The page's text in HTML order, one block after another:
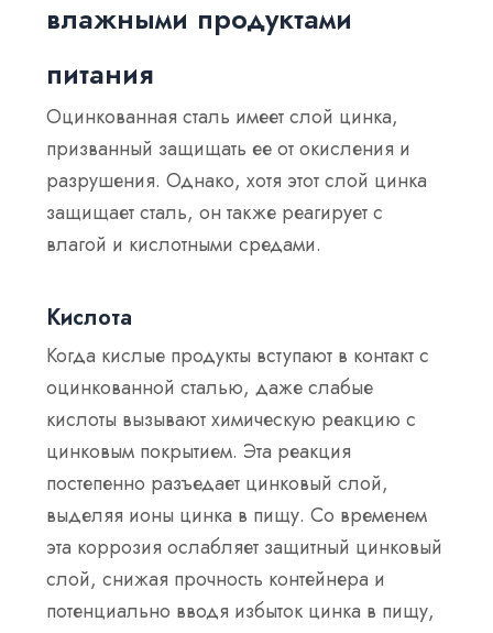
влажными продуктами
питания
Оцинкованная сталь имеет слой цинка,
призванный защищать ее от окисления и
разрушения. Однако, хотя этот слой цинка
защищает сталь, он также реагирует с
влагой и кислотными средами.
Кислота
Когда кислые продукты вступают в контакт с
оцинкованной сталью, даже слабые
кислоты вызывают химическую реакцию с
цинковым покрытием. Эта реакция
постепенно разъедает цинковый слой,
выделяя ионы цинка в пищу. Со временем
эта коррозия ослабляет защитный цинковый
слой, снижая прочность контейнера и
потенциально вводя избыток цинка в пищу,